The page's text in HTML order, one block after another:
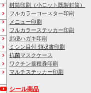
封筒印刷
（小ロット既製封筒）
フルカラーコースター印刷
メニュー印刷
フルカラーステッカー印刷
郵便ハガキ印刷
ミシン目付 領収書印刷
抗菌マスクケース
ワクチン接種券印刷
マルチステッカー印刷
シール商品